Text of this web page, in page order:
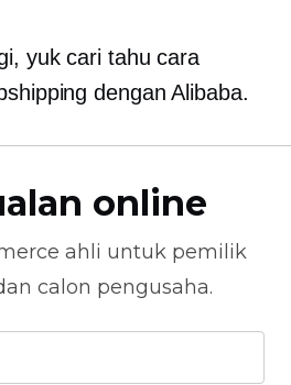
yuk cari tahu cara
dengan Alibaba.
online
ahli untuk pemilik
calon pengusaha.